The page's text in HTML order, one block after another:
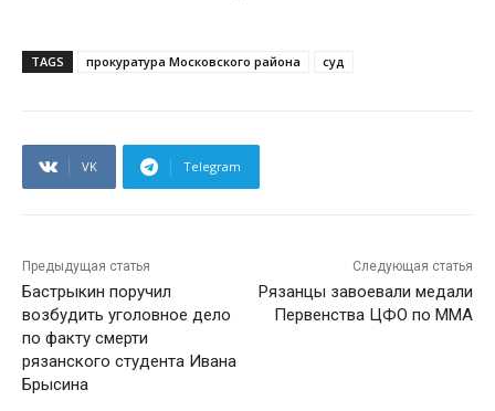
TAGS прокуратура Московского района суд
VK Telegram
Предыдущая статья
Бастрыкин поручил
возбудить уголовное дело
по факту смерти
рязанского студента Ивана
Брысина
Следующая статья
Рязанцы завоевали медали
Первенства ЦФО по ММА